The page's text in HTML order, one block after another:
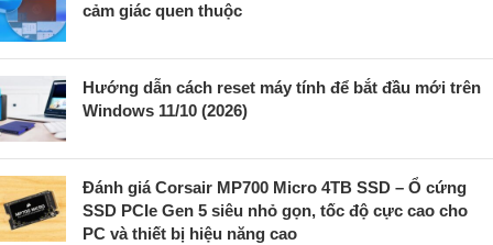
cảm giác quen thuộc
Hướng dẫn cách reset máy tính để bắt đầu mới trên
Windows 11/10 (2026)
Đánh giá Corsair MP700 Micro 4TB SSD – Ổ cứng
SSD PCIe Gen 5 siêu nhỏ gọn, tốc độ cực cao cho
PC và thiết bị hiệu năng cao